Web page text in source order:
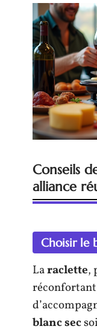
Conseils
alliance
Choisir le
Laraclette,
blanc sec